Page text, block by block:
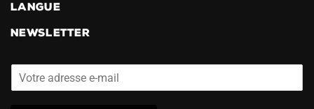
LANGUE
NEWSLETTER